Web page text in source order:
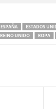
ESPAÑA ESTADOS
REINO UNIDO ROPA